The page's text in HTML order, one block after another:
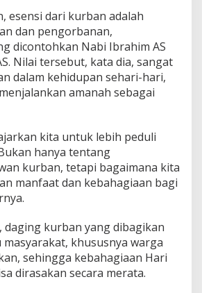
esensi dari kurban adalah
dan pengorbanan,
dicontohkan Nabi Ibrahim AS
Nilai tersebut, kata dia, sangat
dalam kehidupan sehari-hari,
amanah sebagai
kita untuk lebih peduli
hanya tentang
kurban, tetapi bagaimana kita
manfaat dan kebahagiaan bagi
daging kurban yang dibagikan
khususnya warga
sehingga kebahagiaan Hari
dirasakan secara merata.